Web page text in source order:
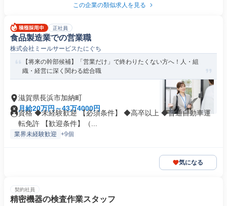
この企業の類似求人を見る
正社員
食品製造業での営業職
株式会社ミールサービスたにぐち
【将来の幹部候補】「営業だけ」で終わりたくない方へ！人・組
織・経営に深く関わる総合職
滋賀県長浜市加納町
月給20万円～43万4000円
資格 ◆未経験歓迎 【必須条件】 ◆高卒以上 ◆普通自動車運
転免許 【歓迎条件】（...
業界未経験歓迎 +9個
気になる
契約社員
精密機器の検査作業スタッフ